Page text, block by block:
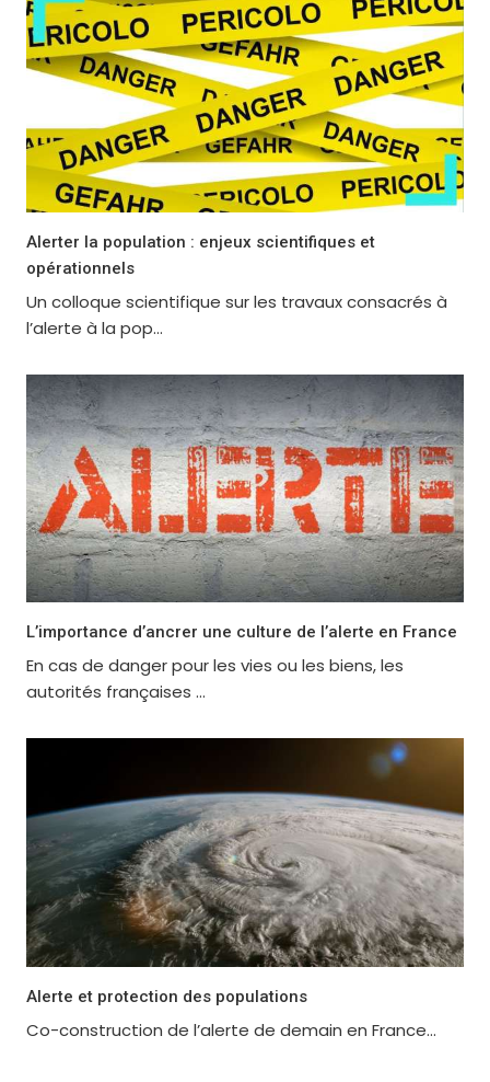
Alerter la population : enjeux scientifiques et
opérationnels
Un colloque scientifique sur les travaux consacrés à
l’alerte à la pop...
L’importance d’ancrer une culture de l’alerte en France
En cas de danger pour les vies ou les biens, les
autorités françaises ...
Alerte et protection des populations
Co-construction de l’alerte de demain en France...